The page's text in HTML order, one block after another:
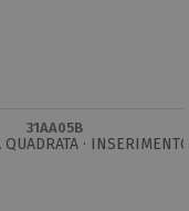
LATERALE